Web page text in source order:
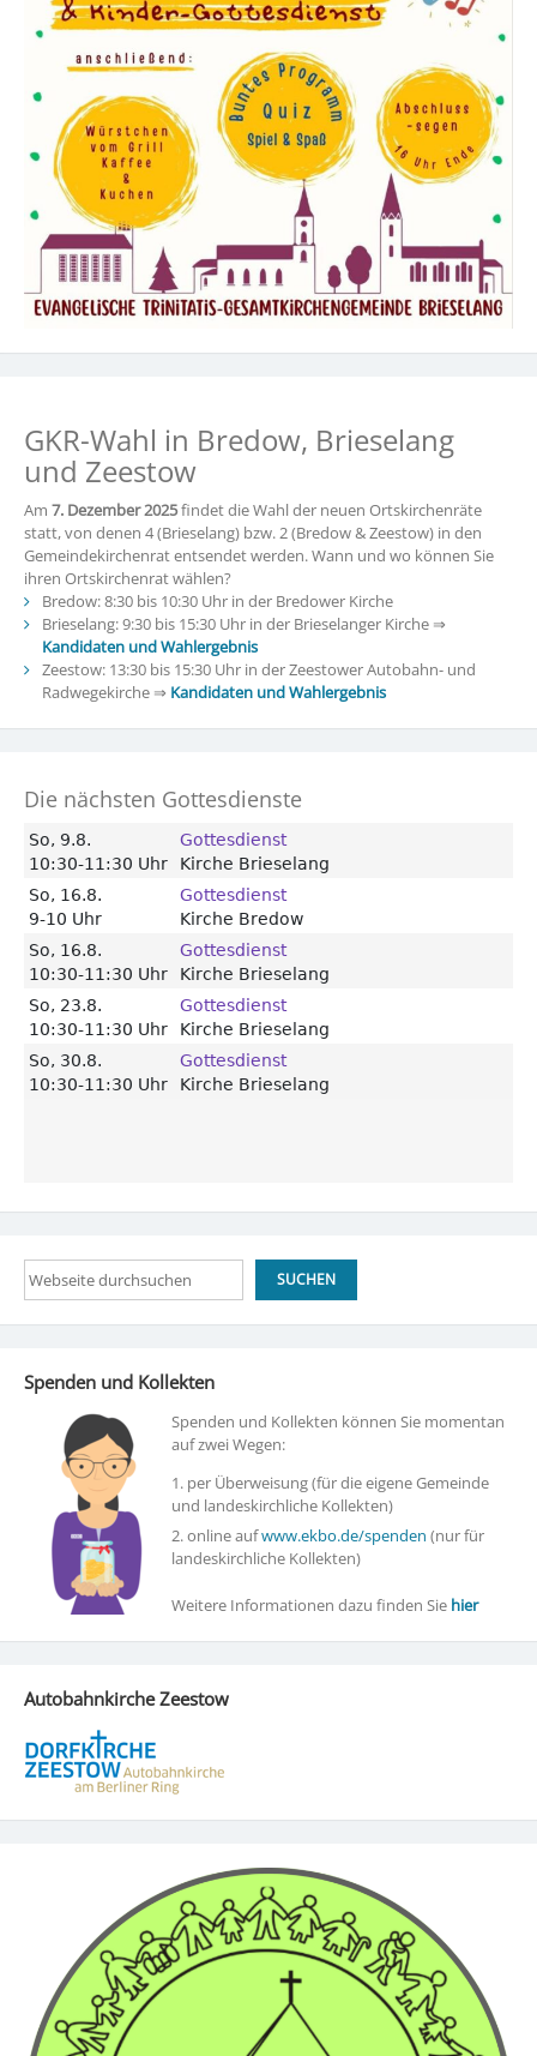
GKR-Wahl in Bredow, Brieselang
und Zeestow
Am 7. Dezember 2025findet die Wahl der neuen Ortskirchenräte
statt, von denen 4 (Brieselang) bzw. 2 (Bredow & Zeestow) in den
Gemeindekirchenrat entsendet werden. Wann und wo können Sie
ihren Ortskirchenrat wählen?
Bredow: 8:30 bis 10:30 Uhr in der Bredower Kirche
Brieselang: 9:30 bis 15:30 Uhr in der Brieselanger Kirche ⇒
Kandidaten und Wahlergebnis
Zeestow: 13:30 bis 15:30 Uhr in der Zeestower Autobahn- und
Radwegekirche ⇒ Kandidaten und Wahlergebnis
Die nächsten Gottesdienste
Suchen SUCHEN
Spenden und Kollekten
Spenden und Kollekten können Sie momentan
auf zwei Wegen:
1. per Überweisung (für die eigene Gemeinde
und landeskirchliche Kollekten)
2. online aufwww.ekbo.de/spenden (nur für
landeskirchliche Kollekten)
Weitere Informationen dazu finden Sie hier
Autobahnkirche Zeestow